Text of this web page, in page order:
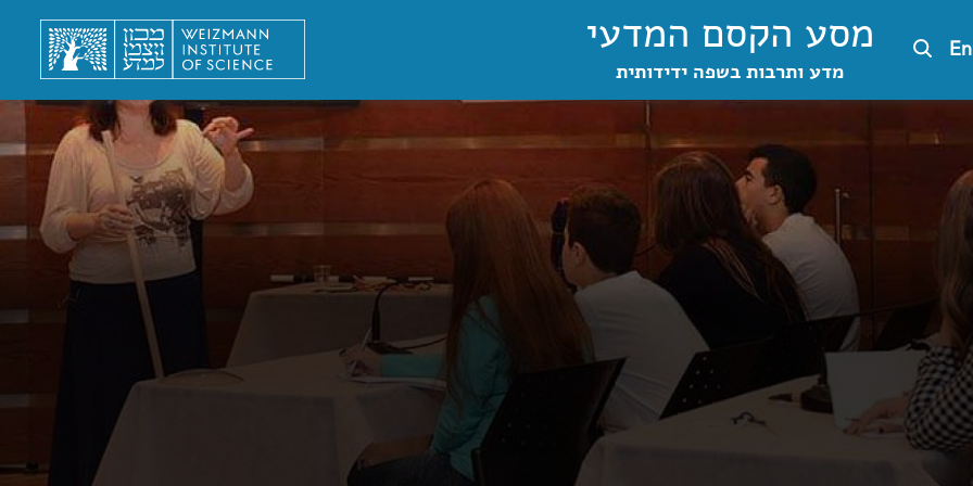
En מסע הקסם המדעי
מדע ותרבות בשפה ידידותית